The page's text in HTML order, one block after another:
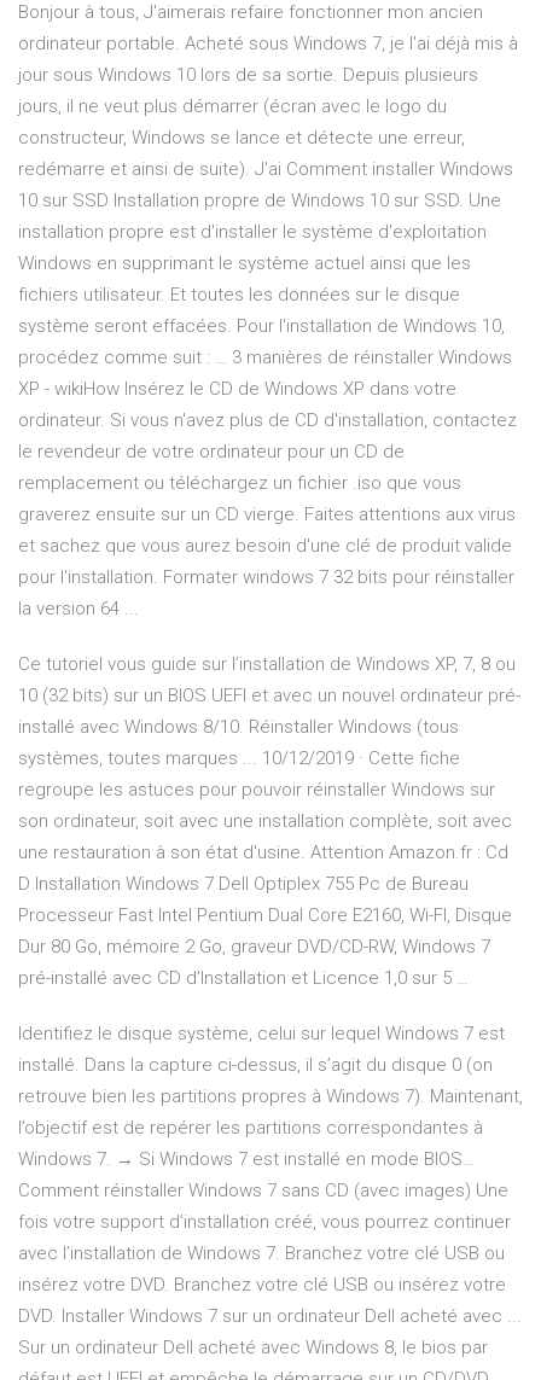
Bonjour à tous, J'aimerais refaire fonctionner mon ancien
ordinateur portable. Acheté sous Windows 7, je l'ai déjà mis à
jour sous Windows 10 lors de sa sortie. Depuis plusieurs
jours, il ne veut plus démarrer (écran avec le logo du
constructeur, Windows se lance et détecte une erreur,
redémarre et ainsi de suite). J'ai Comment installer Windows
10 sur SSD Installation propre de Windows 10 sur SSD. Une
installation propre est d'installer le système d'exploitation
Windows en supprimant le système actuel ainsi que les
fichiers utilisateur. Et toutes les données sur le disque
système seront effacées. Pour l'installation de Windows 10,
procédez comme suit : … 3 manières de réinstaller Windows
XP - wikiHow Insérez le CD de Windows XP dans votre
ordinateur. Si vous n'avez plus de CD d'installation, contactez
le revendeur de votre ordinateur pour un CD de
remplacement ou téléchargez un fichier .iso que vous
graverez ensuite sur un CD vierge. Faites attentions aux virus
et sachez que vous aurez besoin d'une clé de produit valide
pour l'installation. Formater windows 7 32 bits pour réinstaller
la version 64 ...
Ce tutoriel vous guide sur l’installation de Windows XP, 7, 8 ou
10 (32 bits) sur un BIOS UEFI et avec un nouvel ordinateur pré-
installé avec Windows 8/10. Réinstaller Windows (tous
systèmes, toutes marques ... 10/12/2019 · Cette fiche
regroupe les astuces pour pouvoir réinstaller Windows sur
son ordinateur, soit avec une installation complète, soit avec
une restauration à son état d'usine. Attention Amazon.fr : Cd
D Installation Windows 7 Dell Optiplex 755 Pc de Bureau
Processeur Fast Intel Pentium Dual Core E2160, Wi-FI, Disque
Dur 80 Go, mémoire 2 Go, graveur DVD/CD-RW, Windows 7
pré-installé avec CD d’Installation et Licence 1,0 sur 5 …
Identifiez le disque système, celui sur lequel Windows 7 est
installé. Dans la capture ci-dessus, il s’agit du disque 0 (on
retrouve bien les partitions propres à Windows 7). Maintenant,
l’objectif est de repérer les partitions correspondantes à
Windows 7. → Si Windows 7 est installé en mode BIOS…
Comment réinstaller Windows 7 sans CD (avec images) Une
fois votre support d’installation créé, vous pourrez continuer
avec l’installation de Windows 7. Branchez votre clé USB ou
insérez votre DVD. Branchez votre clé USB ou insérez votre
DVD. Installer Windows 7 sur un ordinateur Dell acheté avec ...
Sur un ordinateur Dell acheté avec Windows 8, le bios par